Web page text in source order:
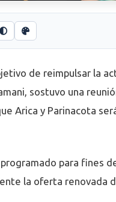
de reimpulsar la
sostuvo una
Arica y Parinacota
para fines
la oferta renovada